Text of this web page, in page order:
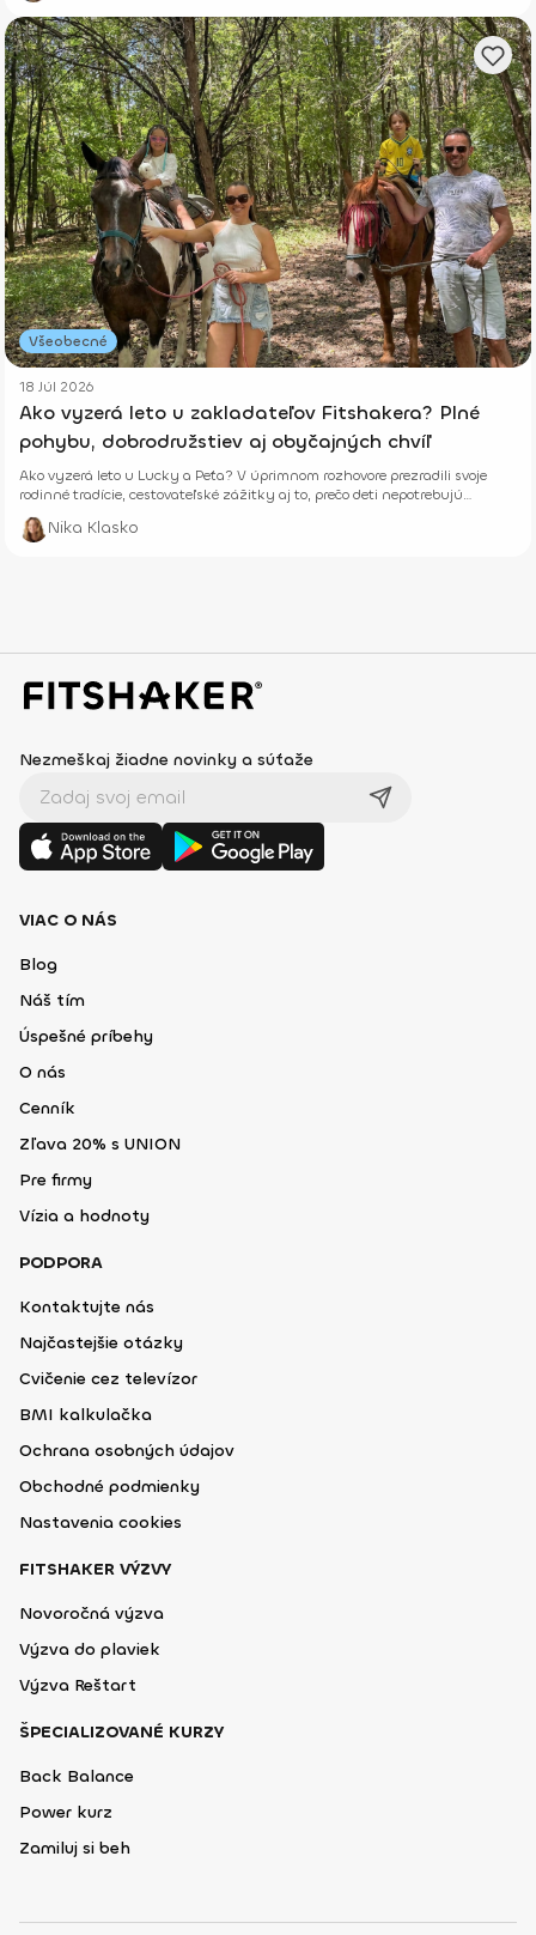
Všeobecné
18 Júl 2026
Ako vyzerá leto u zakladateľov Fitshakera? Plné
pohybu, dobrodružstiev aj obyčajných chvíľ
Ako vyzerá leto u Lucky a Peťa? V úprimnom rozhovore prezradili svoje
rodinné tradície, cestovateľské zážitky aj to, prečo deti nepotrebujú
dokonalé prázdniny.
Nika Klasko
Nezmeškaj žiadne novinky a súťaže
VIAC O NÁS
Blog
Náš tím
Úspešné príbehy
O nás
Cenník
Zľava 20% s UNION
Pre firmy
Vízia a hodnoty
PODPORA
Kontaktujte nás
Najčastejšie otázky
Cvičenie cez televízor
BMI kalkulačka
Ochrana osobných údajov
Obchodné podmienky
Nastavenia cookies
FITSHAKER VÝZVY
Novoročná výzva
Výzva do plaviek
Výzva Reštart
ŠPECIALIZOVANÉ KURZY
Back Balance
Power kurz
Zamiluj si beh